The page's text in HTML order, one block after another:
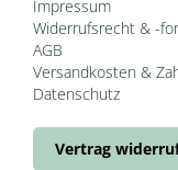
Impressum
Widerrufsrecht & -
AGB
Versandkosten &
Datenschutz
Vertrag